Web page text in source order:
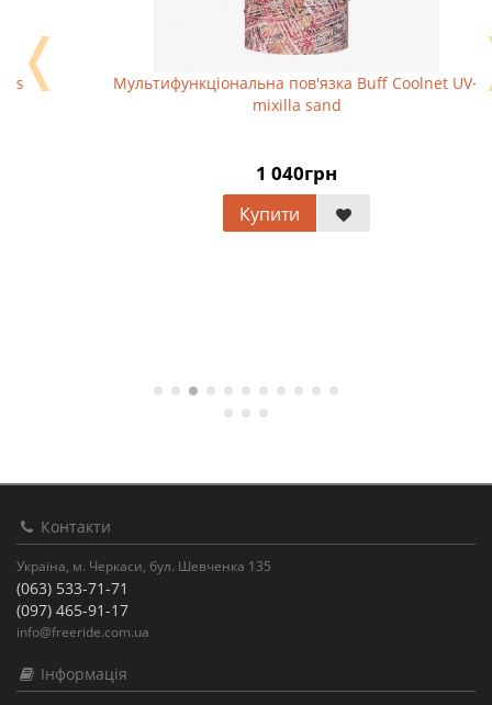
Мультифункціональна пов'язка Buff Coolnet UV+
mixilla sand
1 040грн
❬
Контакти
Україна, м. Черкаси, бул. Шевченка 135
(063) 533-71-71
(097) 465-91-17
info@freeride.com.ua
Інформація